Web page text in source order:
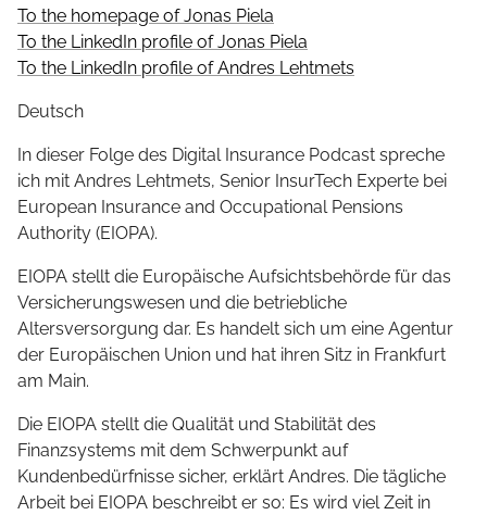
To the homepage of Jonas Piela
To the LinkedIn profile of Jonas Piela
To the LinkedIn profile of Andres Lehtmets
Deutsch
In dieser Folge des Digital Insurance Podcast spreche
ich mit Andres Lehtmets, Senior InsurTech Experte bei
European Insurance and Occupational Pensions
Authority (EIOPA).
EIOPA stellt die Europäische Aufsichtsbehörde für das
Versicherungswesen und die betriebliche
Altersversorgung dar. Es handelt sich um eine Agentur
der Europäischen Union und hat ihren Sitz in Frankfurt
am Main.
Die EIOPA stellt die Qualität und Stabilität des
Finanzsystems mit dem Schwerpunkt auf
Kundenbedürfnisse sicher, erklärt Andres. Die tägliche
Arbeit bei EIOPA beschreibt er so: Es wird viel Zeit in